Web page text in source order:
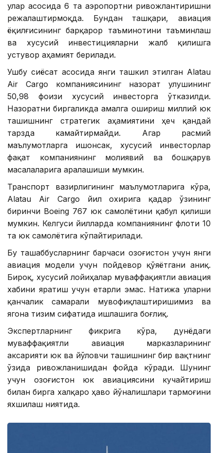
улар асосида 6 та аэропортни ривожлантиришни
режалаштирмоқда. Бундан ташқари, авиация
ёқилғисининг барқарор таъминотини таъминлаш
ва хусусий инвестицияларни жалб қилишга
устувор аҳамият берилади.
Ушбу сиёсат асосида янги ташкил этилган Alatau
Air Cargo компаниясининг назорат улушининг
50,98 фоизи хусусий инвесторга ўтказилди.
Назоратни биргаликда амалга ошириш миллий юк
ташишнинг стратегик аҳамиятини ҳеч қандай
тарзда камайтирмайди. Агар расмий
маълумотларга ишонсак, хусусий инвесторлар
фақат компаниянинг молиявий ва бошқарув
масалаларига аралашиши мумкин.
Транспорт вазирлигининг маълумотларига кўра,
Alatau Air Cargo йил охирига қадар ўзининг
биринчи Boeing 767 юк самолётини қабул қилиши
мумкин. Келгуси йилларда компаниянинг флоти 10
та юк самолётига кўпайтирилади.
Бу ташаббусларнинг барчаси Қозоғистон учун янги
авиация модели учун пойдевор қўяётгани аниқ.
Бироқ, хусусий лойиҳалар муваффақиятли авиация
хабини яратиш учун етарли эмас. Натижа уларни
қанчалик самарали мувофиқлаштиришимиз ва
ягона тизим сифатида ишлашига боғлиқ.
Экспертларнинг фикрига кўра, дунёдаги
муваффақиятли авиация марказларининг
аксарияти юк ва йўловчи ташишнинг бир вақтнинг
ўзида ривожланишидан фойда кўради. Шунинг
учун Қозоғистон юк авиациясини кучайтириш
билан бирга халқаро ҳаво йўналишлари тармоғини
яхшилаш ниятида.